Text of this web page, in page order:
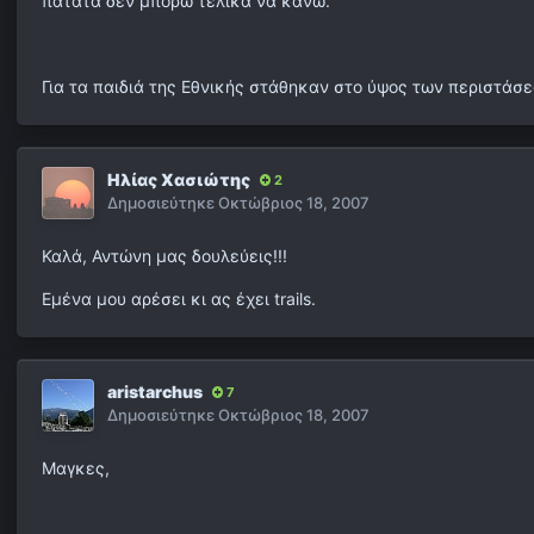
Για τα παιδιά της Εθνικής στάθηκαν στο ύψος των
Ηλίας Χασιώτης 2
ΔημοσιεύτηκεΟκτώβριος 18, 2007
Καλά, Αντώνη μας δουλεύεις!!!
Εμένα μου αρέσει κι ας έχει trails.
aristarchus 7
ΔημοσιεύτηκεΟκτώβριος 18, 2007
Μαγκες,